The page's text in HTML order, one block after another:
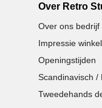
Over Retro
Over ons bedrijf
Impressie winkel
Openingstijden
Scandinavisch /
Tweedehands